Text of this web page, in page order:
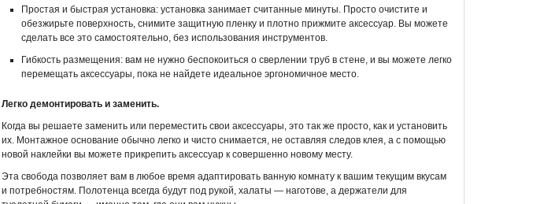
Простая и быстрая установка: установка занимает считанные минуты. Просто очистите и
обезжирьте поверхность, снимите защитную пленку и плотно прижмите аксессуар. Вы можете
сделать все это самостоятельно, без использования инструментов.
Гибкость размещения: вам не нужно беспокоиться о сверлении труб в стене, и вы можете легко
перемещать аксессуары, пока не найдете идеальное эргономичное место.
Легко демонтировать и заменить.
Когда вы решаете заменить или переместить свои аксессуары, это так же просто, как и установить
их. Монтажное основание обычно легко и чисто снимается, не оставляя следов клея, а с помощью
новой наклейки вы можете прикрепить аксессуар к совершенно новому месту.
Эта свобода позволяет вам в любое время адаптировать ванную комнату к вашим текущим вкусам
и потребностям. Полотенца всегда будут под рукой, халаты — наготове, а держатели для